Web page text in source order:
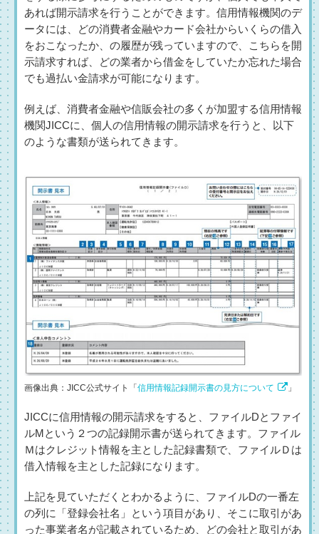
あれば開示請求を行うことができます。信用情報機関のデ
ータには、どの消費者金融やカード会社からいくらの借入
をおこなったか、の履歴が残っていますので、こちらを開
示請求すれば、どの業者から借金をしていたか忘れた場合
でも過払い金請求が可能になります。
例えば、消費者金融や信販会社の多くが加盟する信用情報
機関JICCに、個人の信用情報の開示請求を行うと、以下
のような書類が送られてきます。
画像出典：JICC公式サイト「 信用情報記録開示書の見方について 」
JICCに信用情報の開示請求をすると、ファイルDとファイ
ルMという２つの記録開示書が送られてきます。ファイル
Ｍはクレジット情報を主とした記録書類で、ファイルＤは
借入情報を主とした記録になります。
上記を見ていただくとわかるように、ファイルDの一番左
の列に「登録会社名」という項目があり、そこに取引があ
った事業者名が記載されているため、どの会社と取引があ